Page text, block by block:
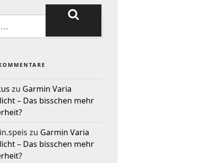
zu Garmin Varia
– Das bisschen mehr
zu Garmin Varia
– Das bisschen mehr